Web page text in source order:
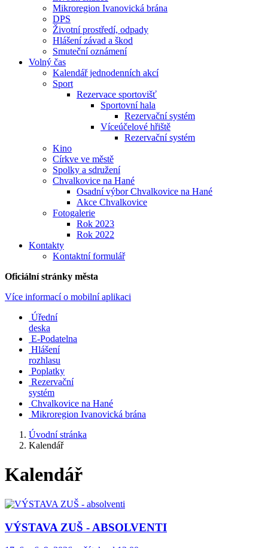
Mikroregion Ivanovická brána
DPS
Životní prostředí, odpady
Hlášení závad a škod
Smuteční oznámení
Volný čas
Kalendář jednodenních akcí
Sport
Rezervace sportovišť
Sportovní hala
Rezervační systém
Víceúčelové hřiště
Rezervační systém
Kino
Církve ve městě
Spolky a sdružení
Chvalkovice na Hané
Osadní výbor Chvalkovice na Hané
Akce Chvalkovice
Fotogalerie
Rok 2023
Rok 2022
Kontakty
Kontaktní formulář
Oficiální stránky města
Více informací o mobilní aplikaci
Úřední
deska
E-Podatelna
Hlášení
rozhlasu
Poplatky
Rezervační
systém
Chvalkovice na Hané
Mikroregion Ivanovická brána
Úvodní stránka
Kalendář
Kalendář
VÝSTAVA ZUŠ - ABSOLVENTI